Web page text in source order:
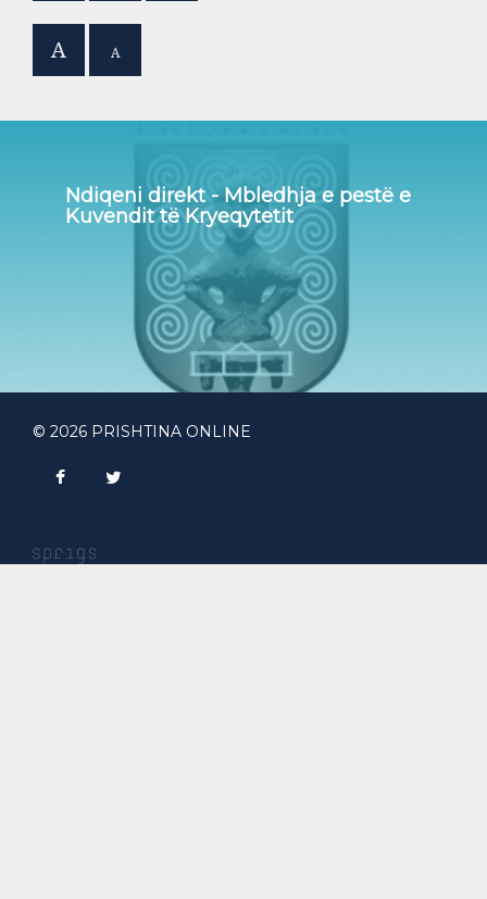
A A
Ndiqeni direkt - Mbledhja e pestë e
Kuvendit të Kryeqytetit
© 2026 PRISHTINA ONLINE